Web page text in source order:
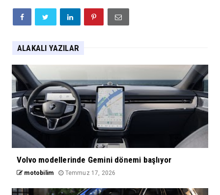
ALAKALI YAZILAR
Volvo modellerinde Gemini dönemi başlıyor
motobilim Temmuz 17, 2026